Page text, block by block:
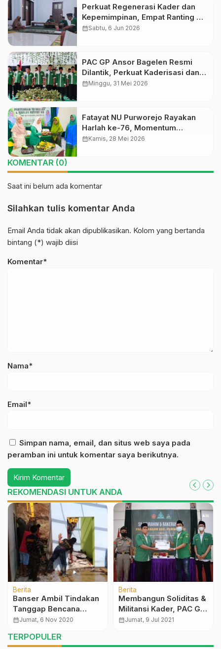
Perkuat Regenerasi Kader dan
Kepemimpinan, Empat Ranting GP
Ansor di Bagelen Gelar
calendar_monthSabtu, 6 Jun 2026
PAC GP Ansor Bagelen Resmi
Dilantik, Perkuat Kaderisasi dan
Khidmah untuk Masyarakat
calendar_monthMinggu, 31 Mei 2026
Fatayat NU Purworejo Rayakan
Harlah ke-76, Momentum
Refleksi dan Penguatan Peran
calendar_monthKamis, 28 Mei 2026
KOMENTAR (0)
Saat ini belum ada komentar
Silahkan tulis komentar Anda
Email Anda tidak akan dipublikasikan. Kolom yang bertanda
bintang (*) wajib diisi
Komentar*
Nama*
Email*
Simpan nama, email, dan situs web saya pada
peramban ini untuk komentar saya berikutnya.
REKOMENDASI UNTUK ANDA
Berita
Banser Ambil Tindakan
Tanggap Bencana
Tanah Longsor
calendar_monthJumat, 6 Nov 2020
Berita
Membangun Soliditas &
Militansi Kader, PAC GP
Ansor Purworejo Gelar
calendar_monthJumat, 9 Jul 2021
TERPOPULER